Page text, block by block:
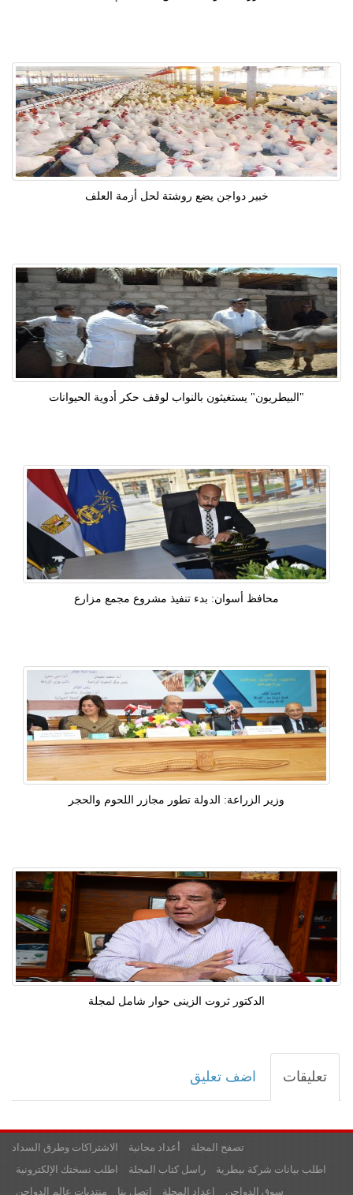
خبير دواجن يضع روشتة لحل أزمة العلف
"البيطريون" يستغيثون بالنواب لوقف حكر أدوية الحيوانات
محافظ أسوان: بدء تنفيذ مشروع مجمع مزارع
وزير الزراعة: الدولة تطور مجازر اللحوم والحجر
الدكتور ثروت الزينى حوار شامل لمجلة
تعليقات اضف تعليق
الاشتراكات وطرق السداد أعداد مجانية
تصفح المجلة
اطلب نسختك الإلكترونية
راسل كتاب المجلة
اطلب بيانات شركة بيطرية
منتديات عالم الدواجن
اتصل بنا اعداد المجلة سوق الدواجن